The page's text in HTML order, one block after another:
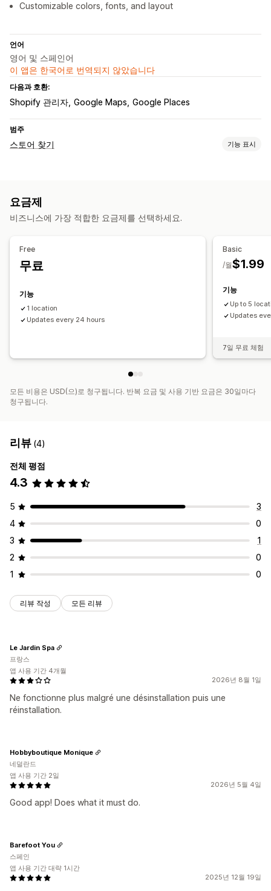
Customizable colors, fonts, and layout
언어
영어 및 스페인어
이 앱은 한국어로 번역되지 않았습니다
다음과 호환:
Shopify 관리자 Google Maps Google Places
범주
스토어 찾기 기능 표시
요금제
비즈니스에 가장 적합한 요금제를 선택하세요.
Free
무료
기능
1 location
Updates every 24 hours
Basic
$1.99
/월
기능
Up to 5
Updates
7일 무료 체험
모든 비용은 USD(으)로 청구됩니다. 반복 요금 및 사용 기반 요금은 30일마다
청구됩니다.
리뷰 (4)
전체 평점
4.3
5
3
4
0
3
1
2
0
1
0
리뷰 작성 모든 리뷰
2026년 8월 1일
Ne fonctionne plus malgré une désinstallation puis une
réinstallation.
Le Jardin Spa
프랑스
앱 사용 기간 4개월
2026년 5월 4일
Good app! Does what it must do.
Hobbyboutique Monique
네덜란드
앱 사용 기간 2일
2025년 12월 19일
Barefoot You
스페인
앱 사용 기간 대략 1시간